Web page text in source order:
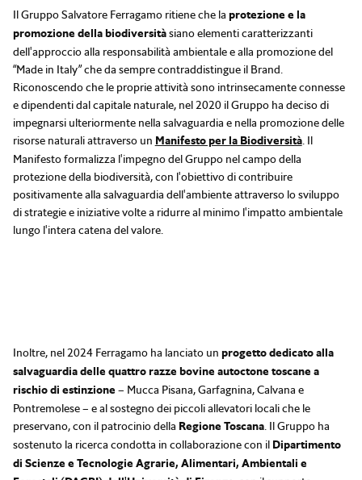
Il Gruppo Salvatore Ferragamo ritiene che la protezione e la
promozione della biodiversitàsiano elementi caratterizzanti
dell'approccio alla responsabilità ambientale e alla promozione del
“Made in Italy” che da sempre contraddistingue il Brand.
Riconoscendo che le proprie attività sono intrinsecamente connesse
e dipendenti dal capitale naturale, nel 2020 il Gruppo ha deciso di
impegnarsi ulteriormente nella salvaguardia e nella promozione delle
risorse naturali attraverso un Manifesto per la Biodiversità. Il
Manifesto formalizza l'impegno del Gruppo nel campo della
protezione della biodiversità, con l'obiettivo di contribuire
positivamente alla salvaguardia dell'ambiente attraverso lo sviluppo
di strategie e iniziative volte a ridurre al minimo l'impatto ambientale
lungo l'intera catena del valore.
Inoltre, nel 2024 Ferragamo ha lanciato un progetto dedicato alla
salvaguardia delle quattro razze bovine autoctone toscane a
rischio di estinzione – Mucca Pisana, Garfagnina, Calvana e
Pontremolese – e al sostegno dei piccoli allevatori locali che le
preservano, con il patrocinio della Regione Toscana. Il Gruppo ha
sostenuto la ricerca condotta in collaborazione con il Dipartimento
di Scienze e Tecnologie Agrarie, Alimentari, Ambientali e